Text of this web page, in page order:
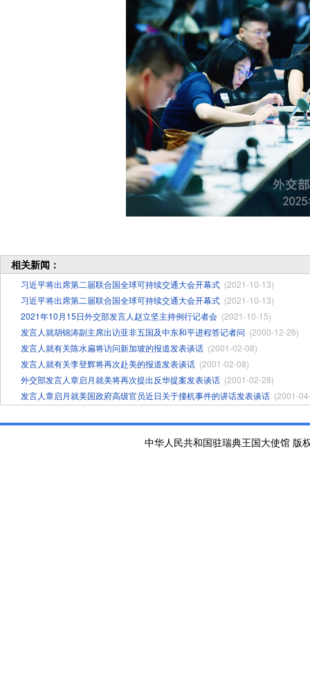
相关新闻：
习近平将出席第二届联合国全球可持续交通大会开幕式 (2021-10-13)
习近平将出席第二届联合国全球可持续交通大会开幕式 (2021-10-13)
2021年10月15日外交部发言人赵立坚主持例行记者会 (2021-10-15)
发言人就胡锦涛副主席出访亚非五国及中东和平进程答记者问 (2000-12-26)
发言人就有关陈水扁将访问新加坡的报道发表谈话 (2001-02-08)
发言人就有关李登辉将再次赴美的报道发表谈话 (2001-02-08)
外交部发言人章启月就美将再次提出反华提案发表谈话 (2001-02-28)
发言人章启月就美国政府高级官员近日关于撞机事件的讲话发表谈话 (2001-
中华人民共和国驻瑞典王国大使馆 版